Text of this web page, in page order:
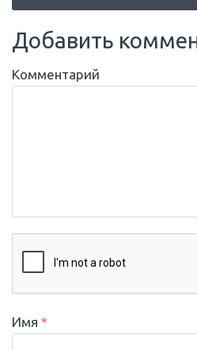
Добавить
Комментарий
Имя *